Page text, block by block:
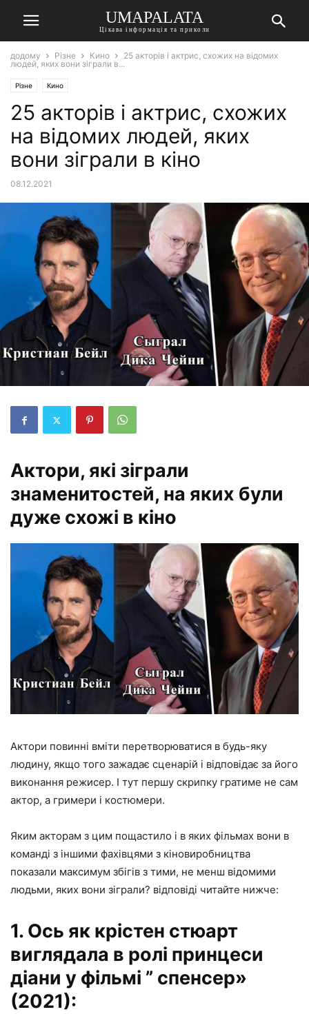
UMAPALATA
Цікава інформація та приколи
додому Різне Кино
25 акторів і актрис, схожих на відомих
людей, яких вони зіграли в...
Різне Кино
25 акторів і актрис, схожих
на відомих людей, яких
вони зіграли в кіно
08.12.2021
Актори, які зіграли
знаменитостей, на яких були
дуже схожі в кіно
Актори повинні вміти перетворюватися в будь-яку
людину, якщо того зажадає сценарій і відповідає за його
виконання режисер. І тут першу скрипку гратиме не сам
актор, а гримери і костюмери.
Яким акторам з цим пощастило і в яких фільмах вони в
команді з іншими фахівцями з кіновиробництва
показали максимум збігів з тими, не менш відомими
людьми, яких вони зіграли? відповіді читайте нижче:
1. Ось як крістен стюарт
виглядала в ролі принцеси
діани у фільмі ” спенсер»
(2021):